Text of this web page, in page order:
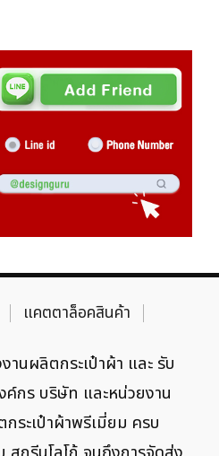
แคตตาล็อคสินค้า
งานผลิตกระเป๋าผ้า และ รับ
ค์กร บริษัท และหน่วยงาน
กระเป๋าผ้าพรีเมี่ยม ครบ